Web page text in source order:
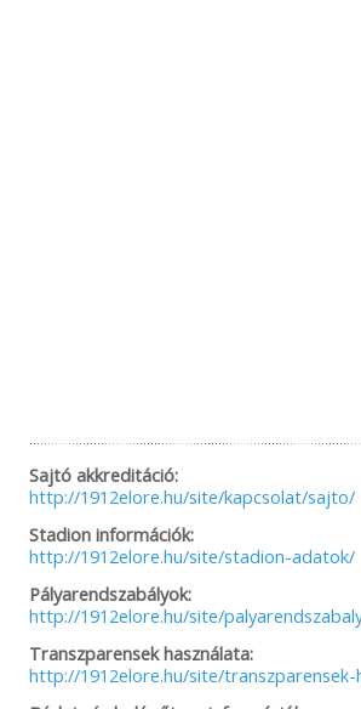
Sajtó akkreditáció:
http://1912elore.hu/site/kapcsolat/sajto/
Stadion információk:
http://1912elore.hu/site/stadion-adatok/
Pályarendszabályok:
http://1912elore.hu/site/
Transzparensek használata:
http://1912elore.hu/site/transzparensek-